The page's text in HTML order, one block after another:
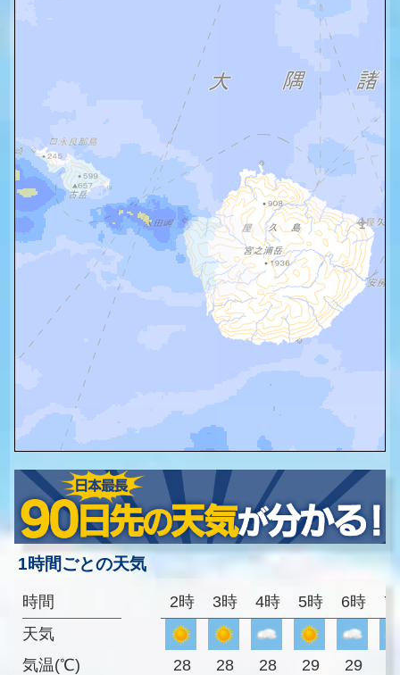
1時間ごとの天気
時間
天気
気温(℃)
2時 3時 4時 5時 6時 7
28 28 28 29 29